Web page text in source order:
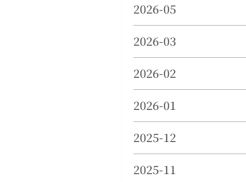
2026-05
2026-03
2026-02
2026-01
2025-12
2025-11